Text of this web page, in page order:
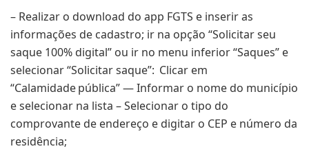
– Realizar o download do app FGTS e inserir as
informações de cadastro; ir na opção “Solicitar seu
saque 100% digital” ou ir no menu inferior “Saques” e
selecionar “Solicitar saque”: Clicar em
“Calamidade pública” — Informar o nome do município
e selecionar na lista – Selecionar o tipo do
comprovante de endereço e digitar o CEP e número da
residência;